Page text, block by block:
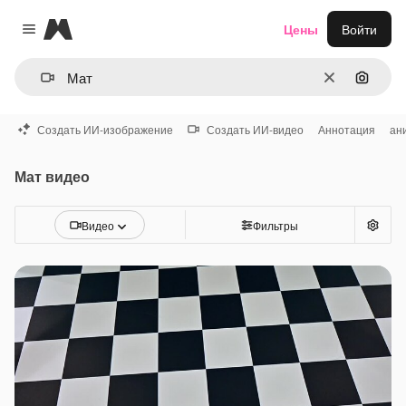
Close menu
Magnific
ОчиститьПоиск
Цены Войти
Создать ИИ-изображение Создать ИИ-видео Аннотация
Мат видео
Видео Фильтры